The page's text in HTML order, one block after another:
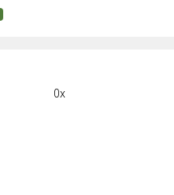
0x